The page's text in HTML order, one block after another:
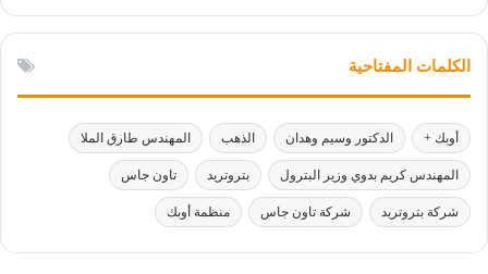
الكلمات المفتاحية
أوبك + الدكتور وسيم وهدان الذهب المهندس طارق الملا
المهندس كريم بدوي وزير البترول بتروتريد تاون جاس
شركة بتروتريد شركة تاون جاس منظمة أوبك